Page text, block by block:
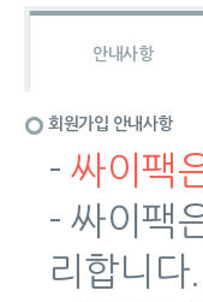
안내사항
회원가입 안내사항
- 싸이팩
- 싸이팩
리합니다.